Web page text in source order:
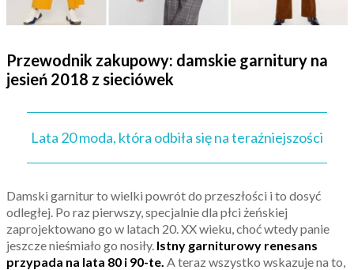
Przewodnik zakupowy: damskie garnitury na
jesień 2018 z sieciówek
Lata 20 moda, która odbiła się na teraźniejszości
Damski garnitur to wielki powrót do przeszłości i to dosyć
odległej. Po raz pierwszy, specjalnie dla płci żeńskiej
zaprojektowano go w latach 20. XX wieku, choć wtedy panie
jeszcze nieśmiało go nosiły. Istny garniturowy renesans
przypada na lata 80 i 90-te. A teraz wszystko wskazuje na to,